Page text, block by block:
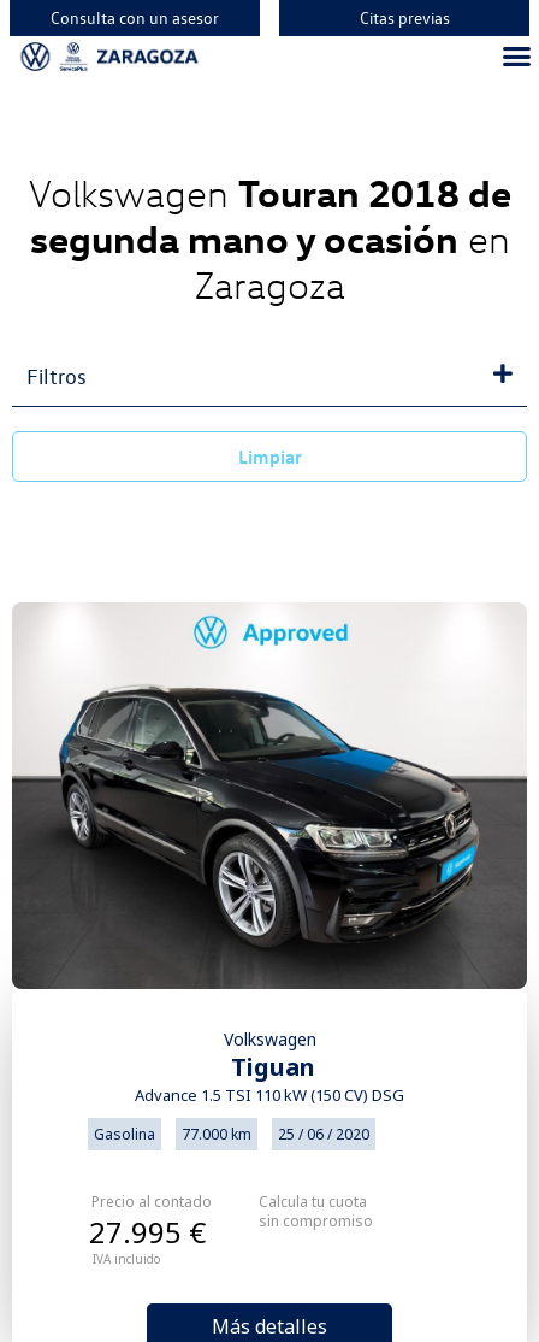
Consulta con un asesor Citas previas
Volkswagen Touran 2018 de
segunda mano y ocasión en
Zaragoza
Filtros
Limpiar
Volkswagen
Tiguan
Advance 1.5 TSI 110 kW (150 CV) DSG
Gasolina 77.000 km 25 / 06 / 2020
Precio al contado
IVA incluido
27.995 €
Más detalles
Calcula tu cuota
sin compromiso